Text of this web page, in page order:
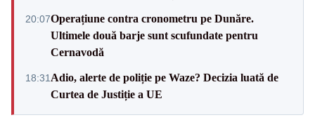
20:07Operațiune contra cronometru pe Dunăre.
Ultimele două barje sunt scufundate pentru
Cernavodă
18:31 Adio, alerte de poliție pe Waze? Decizia luată de
Curtea de Justiție a UE